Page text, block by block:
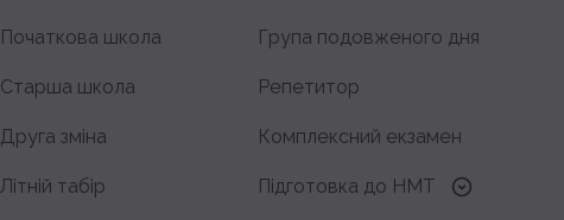
Початкова школа
Старша школа
Друга зміна
Літній табір
Група подовженого дня
Репетитор
Комплексний екзамен
Підготовка до HMT